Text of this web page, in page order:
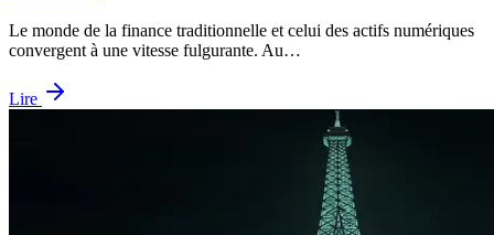
Le monde de la finance traditionnelle et celui des actifs numériques
convergent à une vitesse fulgurante. Au…
Lire